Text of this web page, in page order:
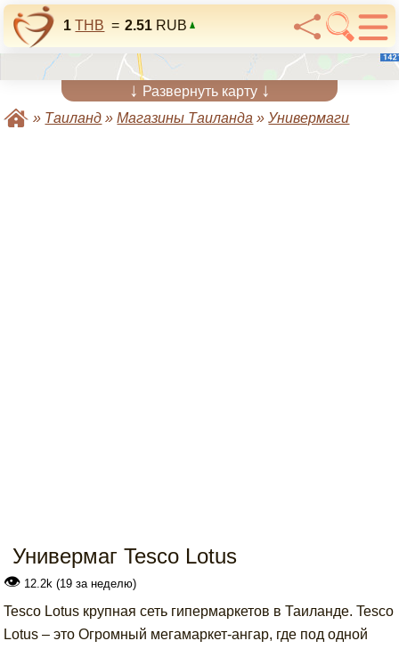
1 THB = 2.51 RUB
↓ Развернуть карту ↓
» Таиланд »Магазины Таиланда »Универмаги
Универмаг Tesco Lotus
👁 12.2k (19 за неделю)
Tesco Lotus крупная сеть гипермаркетов в Таиланде. Tesco
Lotus – это Огромный мегамаркет-ангар, где под одной